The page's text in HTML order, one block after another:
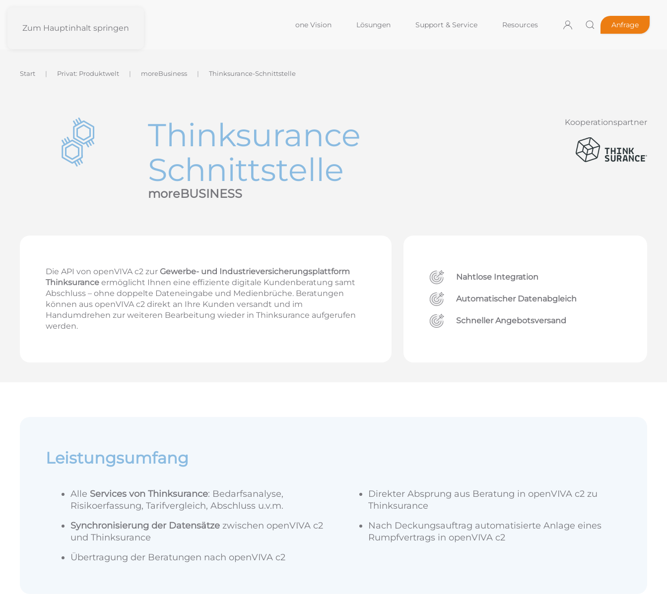
Zum Hauptinhalt springen one Vision Lösungen Support & Service Resources Anfrage
Start Privat: Produktwelt moreBusiness Thinksurance-Schnittstelle
Thinksurance
Schnittstelle
moreBUSINESS
Kooperationspartner
Die API von openVIVA c2 zur Gewerbe- und Industrieversicherungsplattform
Thinksurance ermöglicht Ihnen eine effiziente digitale Kundenberatung samt
Abschluss – ohne doppelte Dateneingabe und Medienbrüche. Beratungen
können aus openVIVA c2 direkt an Ihre Kunden versandt und im
Handumdrehen zur weiteren Bearbeitung wieder in Thinksurance aufgerufen
werden.
Nahtlose Integration
Automatischer Datenabgleich
Schneller Angebotsversand
Leistungsumfang
Alle Services von Thinksurance: Bedarfsanalyse,
Risikoerfassung, Tarifvergleich, Abschluss u.v.m.
Synchronisierung der Datensätze zwischen openVIVA c2
und Thinksurance
Übertragung der Beratungen nach openVIVA c2
Direkter Absprung aus Beratung in openVIVA c2 zu
Thinksurance
Nach Deckungsauftrag automatisierte Anlage eines
Rumpfvertrags in openVIVA c2